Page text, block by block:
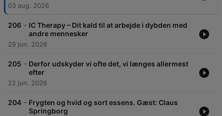
03 aug. 2026
206 - IC Therapy – Dit kald til at arbejde i dybden med
andre mennesker
29 jun. 2026
205 - Derfor udskyder vi ofte det, vi længes allermest
efter
22 jun. 2026
204 - Frygten og hvid og sort essens. Gæst: Claus
Springborg